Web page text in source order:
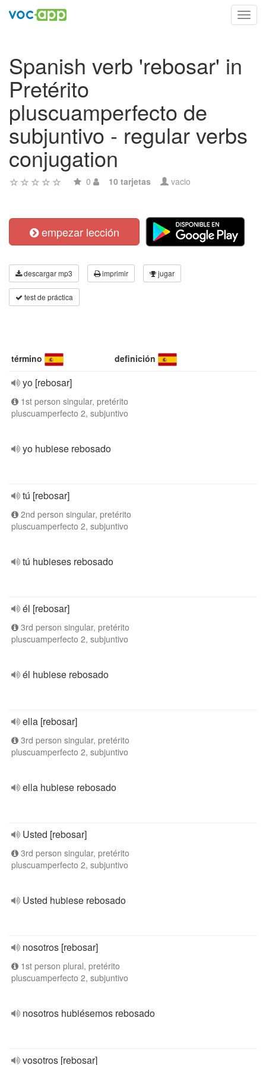
Spanish verb 'rebosar' in
Pretérito
pluscuamperfecto de
subjuntivo - regular verbs
conjugation
0 10 tarjetas vacio
empezar lección
descargar mp3 imprimir jugar
test de práctica
término definición
yo [rebosar]
1st person singular, pretérito
pluscuamperfecto 2, subjuntivo
yo hubiese rebosado
tú [rebosar]
2nd person singular, pretérito
pluscuamperfecto 2, subjuntivo
tú hubieses rebosado
él [rebosar]
3rd person singular, pretérito
pluscuamperfecto 2, subjuntivo
él hubiese rebosado
ella [rebosar]
3rd person singular, pretérito
pluscuamperfecto 2, subjuntivo
ella hubiese rebosado
Usted [rebosar]
3rd person singular, pretérito
pluscuamperfecto 2, subjuntivo
Usted hubiese rebosado
nosotros [rebosar]
1st person plural, pretérito
pluscuamperfecto 2, subjuntivo
nosotros hubiésemos rebosado
vosotros [rebosar]